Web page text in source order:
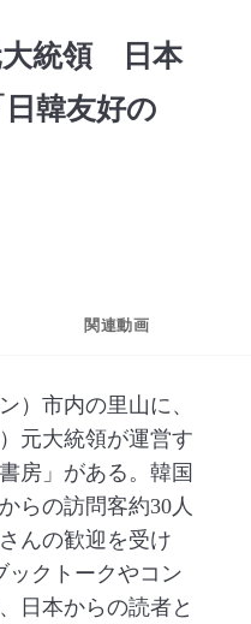
大統領 日本
韓友好の
ルで共有
関連動画
）市内の里山に、
元大統領が運営す
房」がある。韓国
らの訪問客約30人
んの歓迎を受け
ックトークやコン
日本からの読者と